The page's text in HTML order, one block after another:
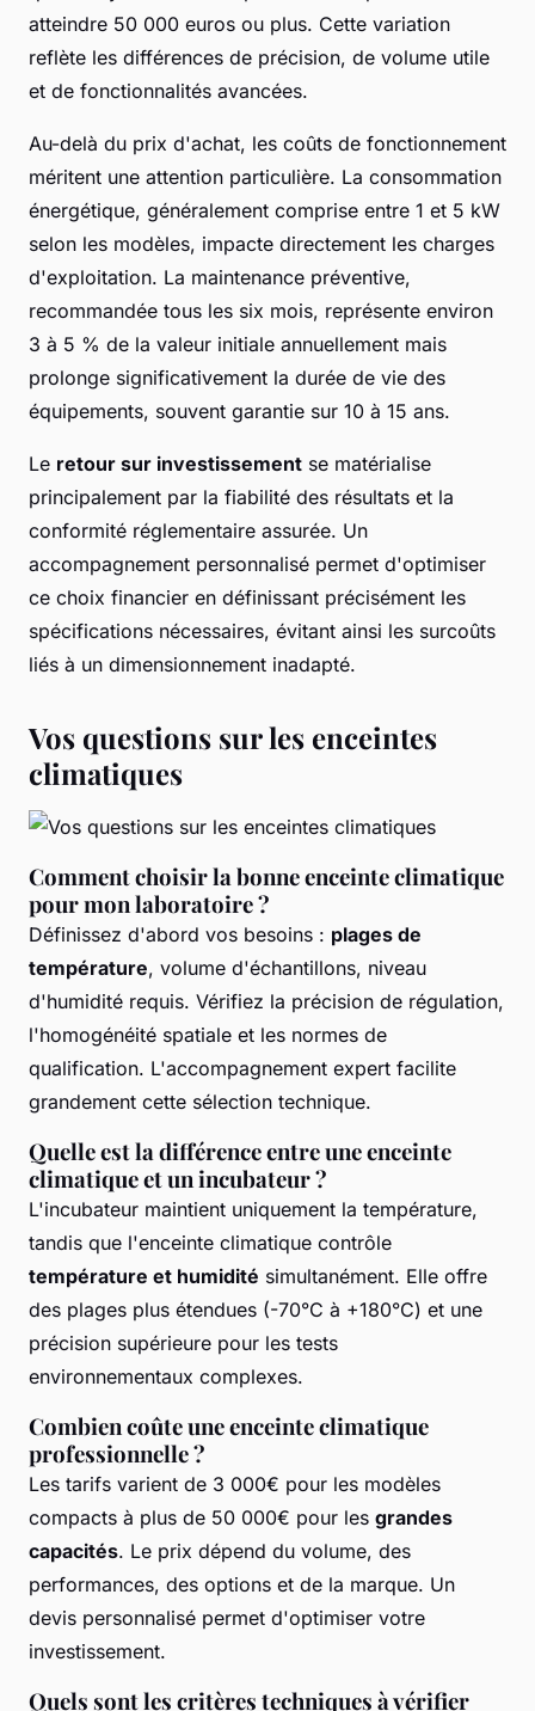
atteindre 50 000 euros ou plus. Cette variation
reflète les différences de précision, de volume utile
et de fonctionnalités avancées.
Au-delà du prix d'achat, les coûts de fonctionnement
méritent une attention particulière. La consommation
énergétique, généralement comprise entre 1 et 5 kW
selon les modèles, impacte directement les charges
d'exploitation. La maintenance préventive,
recommandée tous les six mois, représente environ
3 à 5 % de la valeur initiale annuellement mais
prolonge significativement la durée de vie des
équipements, souvent garantie sur 10 à 15 ans.
Le retour sur investissement se matérialise
principalement par la fiabilité des résultats et la
conformité réglementaire assurée. Un
accompagnement personnalisé permet d'optimiser
ce choix financier en définissant précisément les
spécifications nécessaires, évitant ainsi les surcoûts
liés à un dimensionnement inadapté.
Vos questions sur les enceintes
climatiques
Comment choisir la bonne enceinte climatique
pour mon laboratoire ?
Définissez d'abord vos besoins : plages de
température, volume d'échantillons, niveau
d'humidité requis. Vérifiez la précision de régulation,
l'homogénéité spatiale et les normes de
qualification. L'accompagnement expert facilite
grandement cette sélection technique.
Quelle est la différence entre une enceinte
climatique et un incubateur ?
L'incubateur maintient uniquement la température,
tandis que l'enceinte climatique contrôle
température et humidité simultanément. Elle offre
des plages plus étendues (-70°C à +180°C) et une
précision supérieure pour les tests
environnementaux complexes.
Combien coûte une enceinte climatique
professionnelle ?
Les tarifs varient de 3 000€ pour les modèles
compacts à plus de 50 000€ pour les grandes
capacités. Le prix dépend du volume, des
performances, des options et de la marque. Un
devis personnalisé permet d'optimiser votre
investissement.
Quels sont les critères techniques à vérifier